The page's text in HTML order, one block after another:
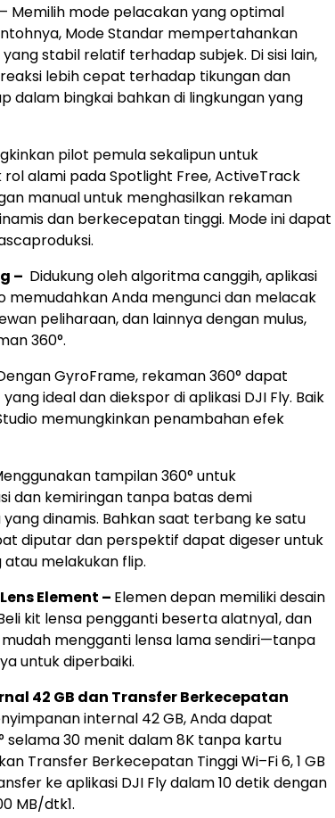
– Memilih mode pelacakan yang optimal
Mode Standar mempertahankan
stabil relatif terhadap subjek. Di sisi lain,
lebih cepat terhadap tikungan dan
dalam bingkai bahkan di lingkungan yang
pilot pemula sekalipun untuk
alami pada Spotlight Free, ActiveTrack
manual untuk menghasilkan rekaman
dan berkecepatan tinggi. Mode ini dapat
– Didukung oleh algoritma canggih, aplikasi
memudahkan Anda mengunci dan melacak
peliharaan, dan lainnya dengan mulus,
360°.
GyroFrame, rekaman 360° dapat
ideal dan diekspor di aplikasi DJI Fly. Baik
memungkinkan penambahan efek
tampilan 360° untuk
dan kemiringan tanpa batas demi
dinamis. Bahkan saat terbang ke satu
diputar dan perspektif dapat digeser untuk
melakukan flip.
Element – Elemen depan memiliki desain
kit lensa pengganti beserta alatnya1, dan
mengganti lensa lama sendiri—tanpa
untuk diperbaiki.
42 GB dan Transfer Berkecepatan
internal 42 GB, Anda dapat
selama 30 menit dalam 8K tanpa kartu
Transfer Berkecepatan Tinggi Wi–Fi 6, 1 GB
ke aplikasi DJI Fly dalam 10 detik dengan
MB/dtk1.